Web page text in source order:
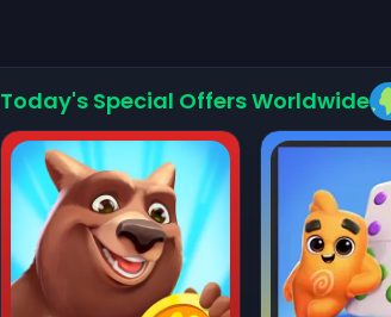
Today's Special Offers Worldwide